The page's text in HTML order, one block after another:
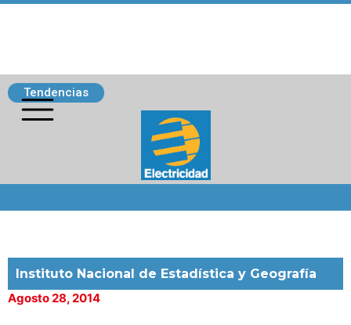
Tendencias
Instituto Nacional de Estadística y Geografía
Agosto 28, 2014